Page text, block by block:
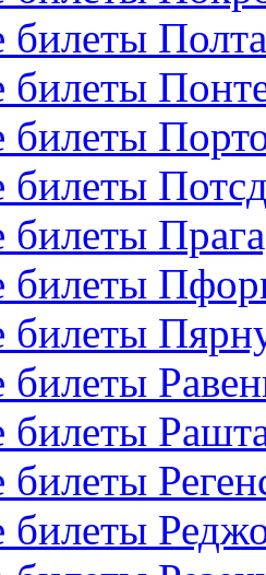
билеты
билеты
билеты
билеты
билеты
билеты
билеты
билеты